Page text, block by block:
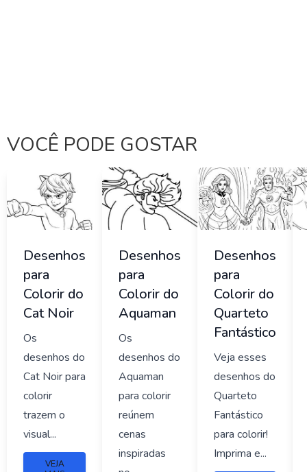
VOCÊ PODE GOSTAR
Desenhos
para
Colorir do
Cat Noir
Os
desenhos do
Cat Noir para
colorir
trazem o
visual...
VEJA
Desenhos
para
Colorir do
Aquaman
Os
desenhos do
Aquaman
para colorir
reúnem
cenas
inspiradas
Desenhos
para
Colorir do
Quarteto
Fantástico
Veja esses
desenhos do
Quarteto
Fantástico
para colorir!
Imprima e...